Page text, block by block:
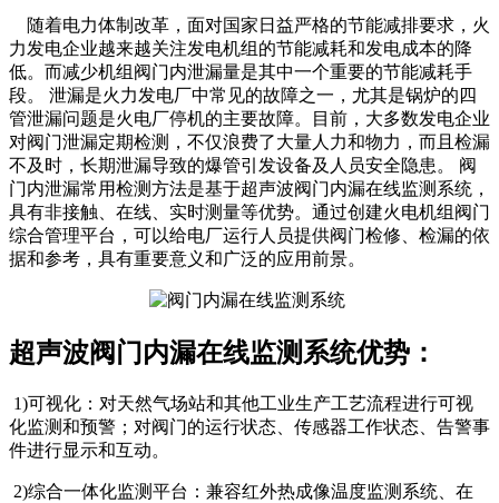
随着电力体制改革，面对国家日益严格的节能减排要求，火
力发电企业越来越关注发电机组的节能减耗和发电成本的降
低。而减少机组阀门内泄漏量是其中一个重要的节能减耗手
段。 泄漏是火力发电厂中常见的故障之一，尤其是锅炉的四
管泄漏问题是火电厂停机的主要故障。目前，大多数发电企业
对阀门泄漏定期检测，不仅浪费了大量人力和物力，而且检漏
不及时，长期泄漏导致的爆管引发设备及人员安全隐患。 阀
门内泄漏常用检测方法是基于超声波阀门内漏在线监测系统，
具有非接触、在线、实时测量等优势。通过创建火电机组阀门
综合管理平台，可以给电厂运行人员提供阀门检修、检漏的依
据和参考，具有重要意义和广泛的应用前景。
超声波阀门内漏在线监测系统优势：
1)可视化：对天然气场站和其他工业生产工艺流程进行可视
化监测和预警；对阀门的运行状态、传感器工作状态、告警事
件进行显示和互动。
2)综合一体化监测平台：兼容红外热成像温度监测系统、在